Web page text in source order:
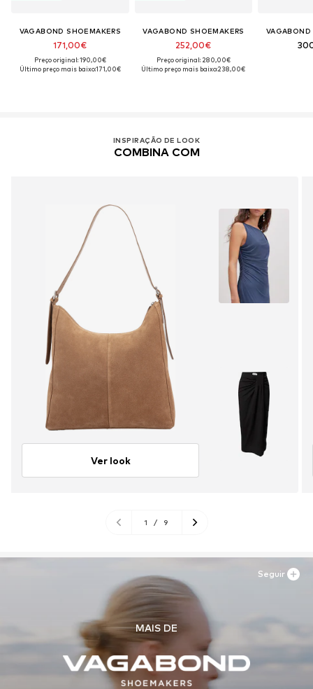
VAGABOND SHOEMAKERS
171,00€
Preço original: 190,00€
Último preço mais baixo:171,00€
VAGABOND SHOEMAKERS
252,00€
Preço original: 280,00€
Último preço mais baixo:238,00€
VAGABOND
INSPIRAÇÃO DE LOOK
COMBINA COM
Ver look
1 / 9
MAIS DE
Seguir